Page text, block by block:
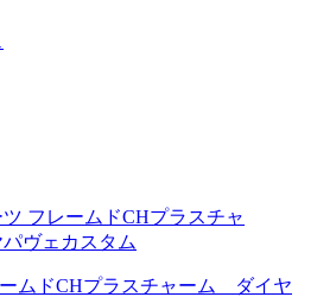
ムドCHプラスチャーム ダイヤ